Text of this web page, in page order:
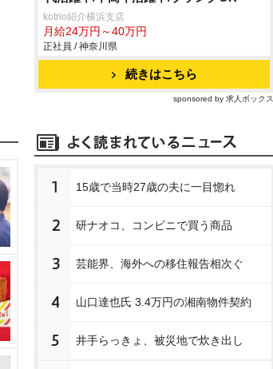
kotrio紹介横浜支店
月給24万円～40万円
正社員 / 神奈川県
続きはこちら
sponsored by 求人ボックス
1 15歳で当時27歳の夫に一目惚れ
2 研ナオコ、コンビニで買う商品
3 芸能界、海外への移住報告相次ぐ
4 山口達也氏 3.4万円の湘南物件契約
5 井手らっきょ、被災地で炊き出し